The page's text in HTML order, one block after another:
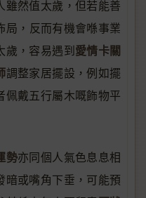
雖然值太歲，但若能善
局，反而有機會喺事業
歲，容易遇到愛情卡關
調整家居擺設，例如擺
佩戴五行屬木嘅飾物平
勢亦同個人氣色息息相
暗或嘴角下垂，可能預